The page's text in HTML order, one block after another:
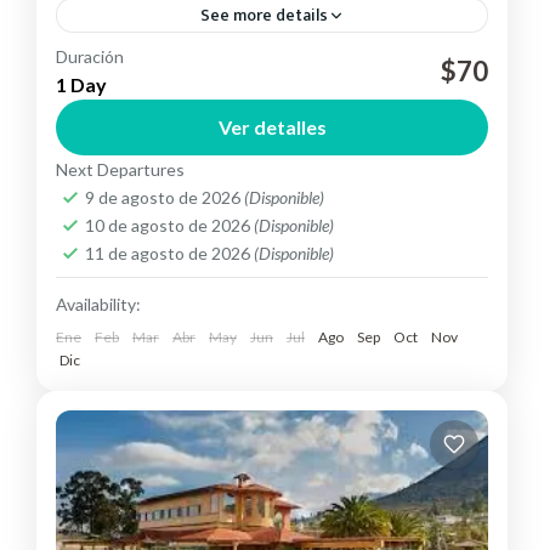
See more details
Saldremos desde Quito temprano en la mañana y
tomaremos la carretera Panamericana en
dirección Norte. Disfruta del lado norte de la
Avenida de los volcanes....
Otavalo
Duración
1 Day $70
Ver detalles
Next Departures
9 de agosto de 2026 (Disponible)
10 de agosto de 2026 (Disponible)
11 de agosto de 2026 (Disponible)
Availability:
Ene Feb Mar Abr May Jun Jul Ago Sep Oct
Nov
Dic